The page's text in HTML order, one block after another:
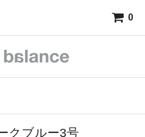
0
クブルー3号